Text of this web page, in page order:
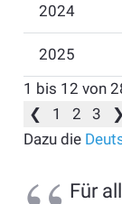
2024
2025
1 bis 12 von
❮
1 2 3
❯
Dazu die
Für